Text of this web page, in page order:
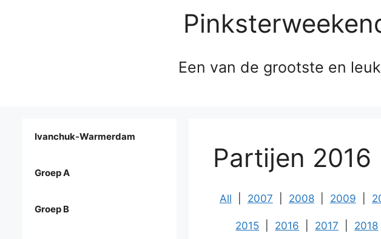
Een van de grootste en
Partijen 2016
All 2007 2008 2009
2015 2016 2017 2018
Ivanchuk-Warmerdam
Groep A
Groep B